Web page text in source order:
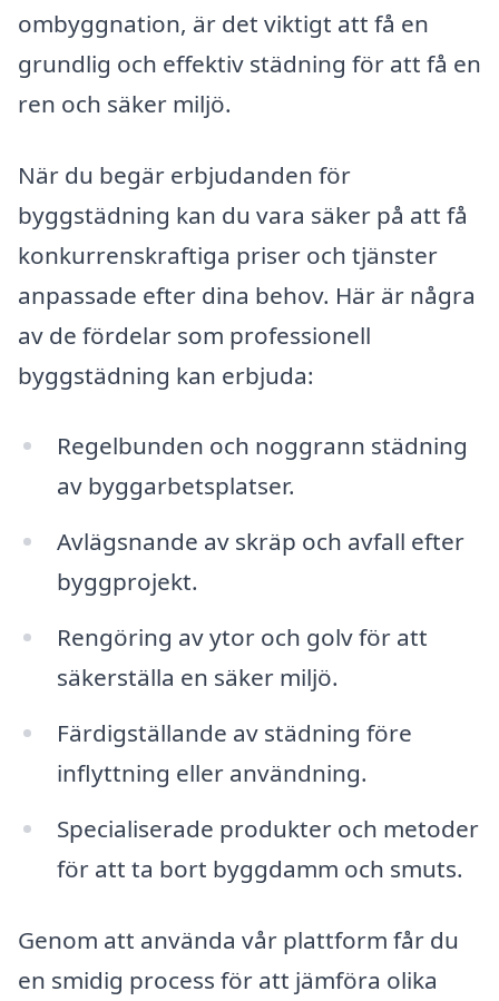
ombyggnation, är det viktigt att få en
grundlig och effektiv städning för att få en
ren och säker miljö.
När du begär erbjudanden för
byggstädning kan du vara säker på att få
konkurrenskraftiga priser och tjänster
anpassade efter dina behov. Här är några
av de fördelar som professionell
byggstädning kan erbjuda:
Regelbunden och noggrann städning
av byggarbetsplatser.
Avlägsnande av skräp och avfall efter
byggprojekt.
Rengöring av ytor och golv för att
säkerställa en säker miljö.
Färdigställande av städning före
inflyttning eller användning.
Specialiserade produkter och metoder
för att ta bort byggdamm och smuts.
Genom att använda vår plattform får du
en smidig process för att jämföra olika